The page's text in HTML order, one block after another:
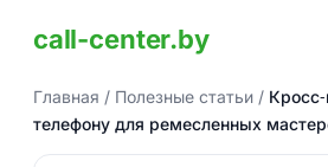
call-center.by
Главная / Полезные статьи/
телефону для ремесленных